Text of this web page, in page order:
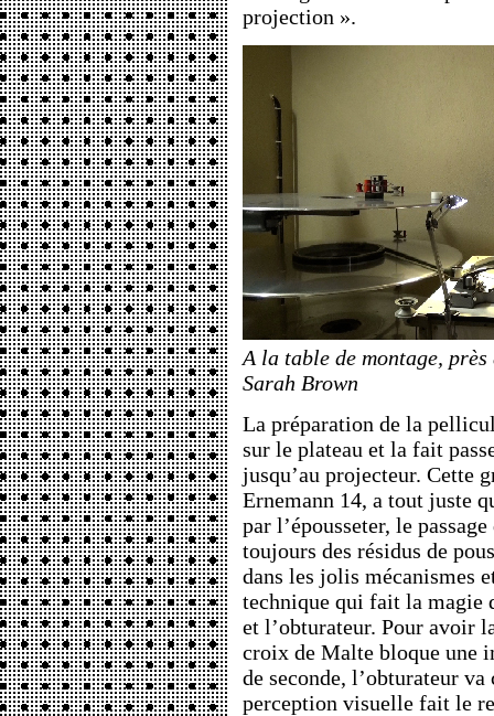
projection ».
A la table de montage,
Sarah Brown
La préparation de la
sur le plateau et la fait
jusqu’au projecteur. Cette
Ernemann 14, a tout juste
par l’épousseter, le
toujours des résidus de
dans les jolis mécanismes
technique qui fait la magie
et l’obturateur. Pour avoir
croix de Malte bloque une
de seconde, l’obturateur
perception visuelle fait le